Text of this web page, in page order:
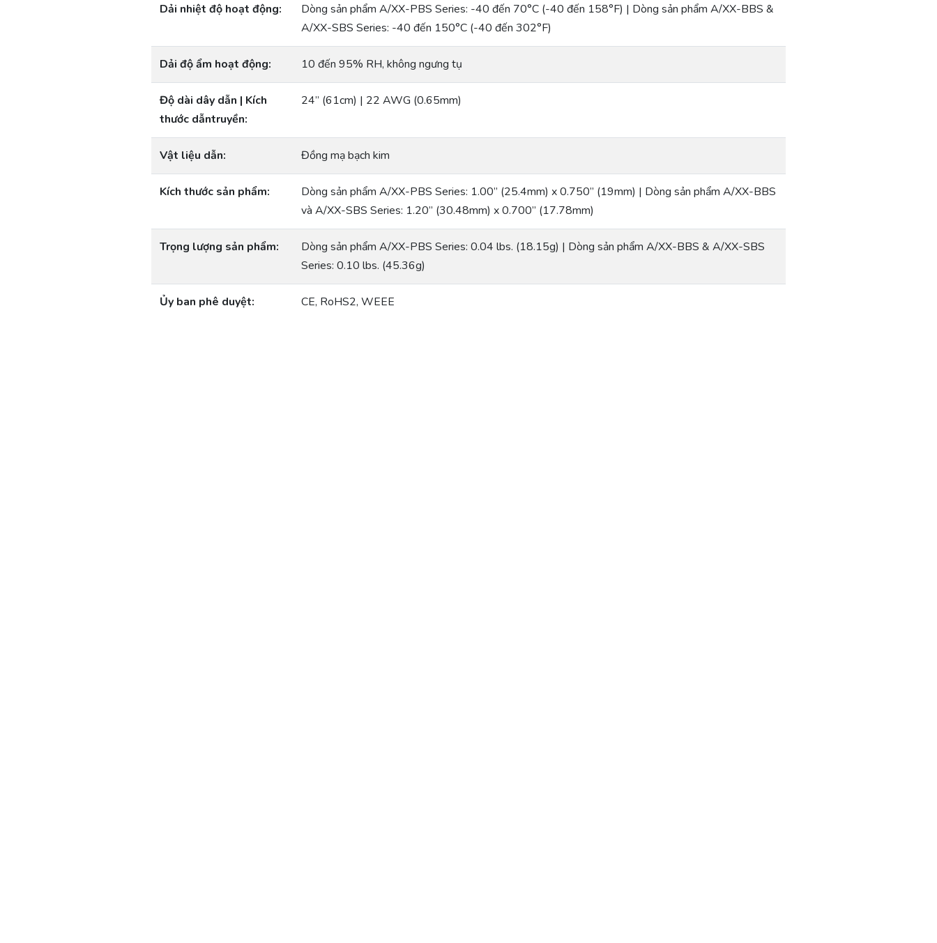
Dải nhiệt độ hoạt động:
Dòng sản phẩm A/XX-PBS Series: -40 đến 70°C (-40 đến 158°F) | Dòng sản phẩm A/XX-BBS &
A/XX-SBS Series: -40 đến 150°C (-40 đến 302°F)
Dải độ ẩm hoạt động: 10 đến 95% RH, không ngưng tụ
Độ dài dây dẫn | Kích
thước dẫntruyền:
24” (61cm) | 22 AWG (0.65mm)
Vật liệu dẫn: Đồng mạ bạch kim
Kích thước sản phẩm:
Dòng sản phẩm A/XX-PBS Series: 1.00” (25.4mm) x 0.750” (19mm) | Dòng sản phẩm A/XX-BBS
và A/XX-SBS Series: 1.20” (30.48mm) x 0.700” (17.78mm)
Trọng lượng sản phẩm:
Dòng sản phẩm A/XX-PBS Series: 0.04 lbs. (18.15g) | Dòng sản phẩm A/XX-BBS & A/XX-SBS
Series: 0.10 lbs. (45.36g)
Ủy ban phê duyệt: CE, RoHS2, WEEE